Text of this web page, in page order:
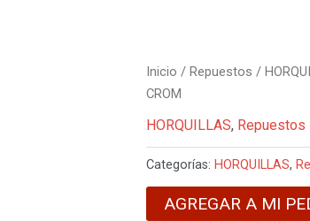
Inicio / Repuestos /
CROM
HORQUILLAS, Repuestos
Categorías: HORQUILLAS,
AGREGAR A MI